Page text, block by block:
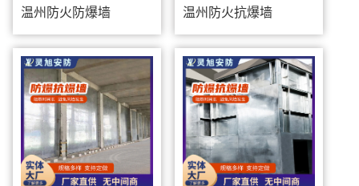
温州防火防爆墙 温州防火抗爆墙